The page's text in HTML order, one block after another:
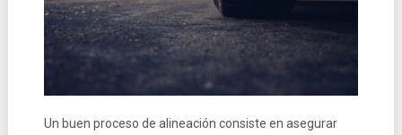
Un buen proceso de alineación consiste en asegurar